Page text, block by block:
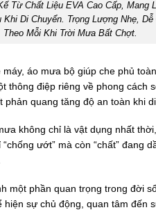
Từ Chất Liệu EVA Cao Cấp, Mang
Di Chuyển. Trọng Lượng Nhẹ,
Theo Mỗi Khi Trời Mưa Bất Chợt.
áo mưa bộ giúp che phủ
thông điệp riêng về phong cách
quang tăng độ an toàn khi
không chỉ là vật dụng nhất
ướt” mà còn “chất” đang
một phần quan trọng trong đời
sự chủ động, quan tâm đến